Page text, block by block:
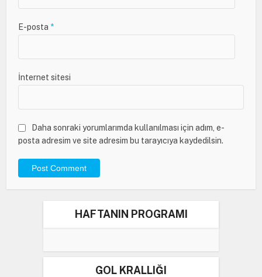
E-posta *
İnternet sitesi
Daha sonraki yorumlarımda kullanılması için adım, e-
posta adresim ve site adresim bu tarayıcıya kaydedilsin.
HAFTANIN PROGRAMI
GOL KRALLIĞI